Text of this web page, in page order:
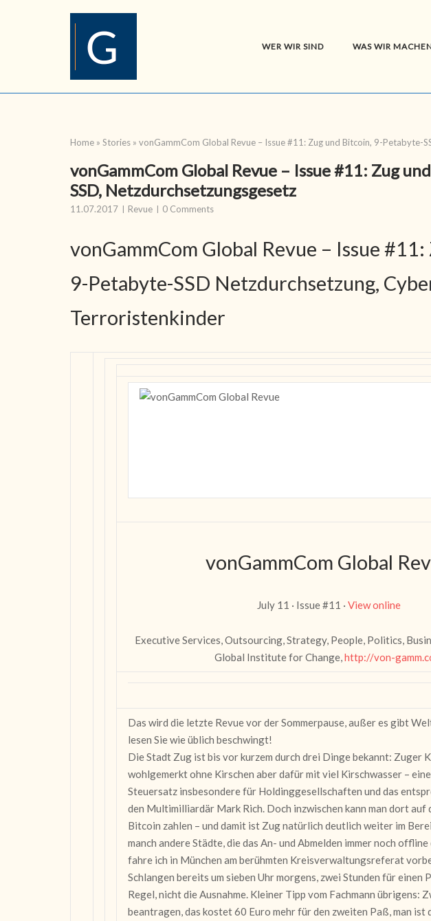
WER WIR SIND WAS WIR
Home » Stories » vonGammCom Global Revue – Issue #11: Zug und Bitcoin, 9-Petabyte-
vonGammCom Global Revue – Issue #11: Zug
SSD, Netzdurchsetzungsgesetz
11.07.2017 Revue 0 Comments
vonGammCom Global Revue – Issue
9-Petabyte-SSD Netzdurchsetzung,
Terroristenkinder
vonGammCom Global
July 11 · Issue #11 · View online
Executive Services, Outsourcing, Strategy, People, Politics,
Global Institute for Change,http://von-
Das wird die letzte Revue vor der Sommerpause, außer es gibt
lesen Sie wie üblich beschwingt!
Die Stadt Zug ist bis vor kurzem durch drei Dinge bekannt: Zuger
wohlgemerkt ohne Kirschen aber dafür mit viel Kirschwasser –
Steuersatz insbesondere für Holdinggesellschaften und das
den Multimilliardär Mark Rich. Doch inzwischen kann man dort auf
Bitcoin zahlen – und damit ist Zug natürlich deutlich weiter im
manch andere Städte, die das An- und Abmelden immer noch
fahre ich in München am berühmten Kreisverwaltungsreferat
Schlangen bereits um sieben Uhr morgens, zwei Stunden für einen
Regel, nicht die Ausnahme. Kleiner Tipp vom Fachmann übrigens:
beantragen, das kostet 60 Euro mehr für den zweiten Paß, man ist